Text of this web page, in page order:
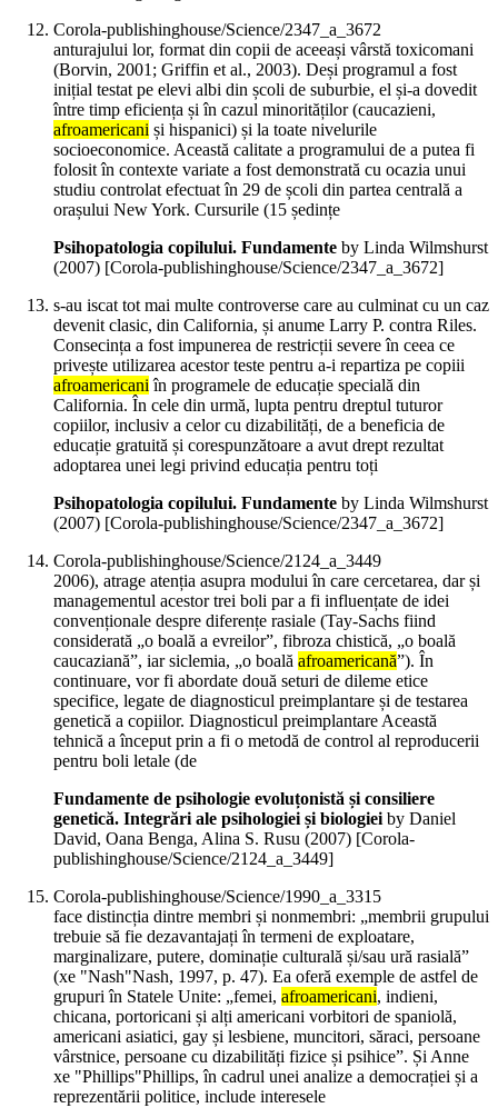
Corola-publishinghouse/Science/2347_a_3672
anturajului lor, format din copii de aceeași vârstă toxicomani
(Borvin, 2001; Griffin et al., 2003). Deși programul a fost
inițial testat pe elevi albi din școli de suburbie, el și-a dovedit
între timp eficiența și în cazul minorităților (caucazieni,
afroamericani și hispanici) și la toate nivelurile
socioeconomice. Această calitate a programului de a putea fi
folosit în contexte variate a fost demonstrată cu ocazia unui
studiu controlat efectuat în 29 de școli din partea centrală a
orașului New York. Cursurile (15 ședințe
Psihopatologia copilului. Fundamente by Linda Wilmshurst
(2007) [Corola-publishinghouse/Science/2347_a_3672]
s-au iscat tot mai multe controverse care au culminat cu un caz
devenit clasic, din California, și anume Larry P. contra Riles.
Consecința a fost impunerea de restricții severe în ceea ce
privește utilizarea acestor teste pentru a-i repartiza pe copiii
afroamericaniîn programele de educație specială din
California. În cele din urmă, lupta pentru dreptul tuturor
copiilor, inclusiv a celor cu dizabilități, de a beneficia de
educație gratuită și corespunzătoare a avut drept rezultat
adoptarea unei legi privind educația pentru toți
Psihopatologia copilului. Fundamente by Linda Wilmshurst
(2007) [Corola-publishinghouse/Science/2347_a_3672]
Corola-publishinghouse/Science/2124_a_3449
2006), atrage atenția asupra modului în care cercetarea, dar și
managementul acestor trei boli par a fi influențate de idei
convenționale despre diferențe rasiale (Tay-Sachs fiind
considerată „o boală a evreilor”, fibroza chistică, „o boală
caucaziană”, iar siclemia, „o boală afroamericană”). În
continuare, vor fi abordate două seturi de dileme etice
specifice, legate de diagnosticul preimplantare și de testarea
genetică a copiilor. Diagnosticul preimplantare Această
tehnică a început prin a fi o metodă de control al reproducerii
pentru boli letale (de
Fundamente de psihologie evoluțonistă și consiliere
genetică. Integrări ale psihologiei și biologieiby Daniel
David, Oana Benga, Alina S. Rusu (2007) [Corola-
publishinghouse/Science/2124_a_3449]
Corola-publishinghouse/Science/1990_a_3315
face distincția dintre membri și nonmembri: „membrii grupului
trebuie să fie dezavantajați în termeni de exploatare,
marginalizare, putere, dominație culturală și/sau ură rasială”
(xe "Nash"Nash, 1997, p. 47). Ea oferă exemple de astfel de
grupuri în Statele Unite: „femei, afroamericani, indieni,
chicana, portoricani și alți americani vorbitori de spaniolă,
americani asiatici, gay și lesbiene, muncitori, săraci, persoane
vârstnice, persoane cu dizabilități fizice și psihice”. Și Anne
xe "Phillips"Phillips, în cadrul unei analize a democrației și a
reprezentării politice, include interesele